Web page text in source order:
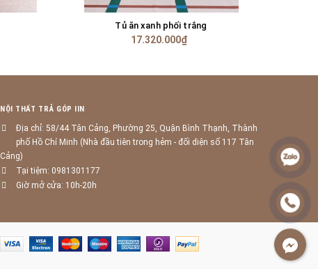
TÙY CHỌN
Tủ ăn xanh phối trắng
17.320.000₫
NỘI THẤT TRẢ GÓP IIN
Địa chỉ: 58/44 Tân Cảng, Phường 25, Quận Bình Thạnh, Thành
phố Hồ Chí Minh (Nhà đầu tiên trong hẻm - đối diện số 117 Tân
Cảng)
Tại tiệm: 0981301177
Giờ mở cửa: 10h-20h